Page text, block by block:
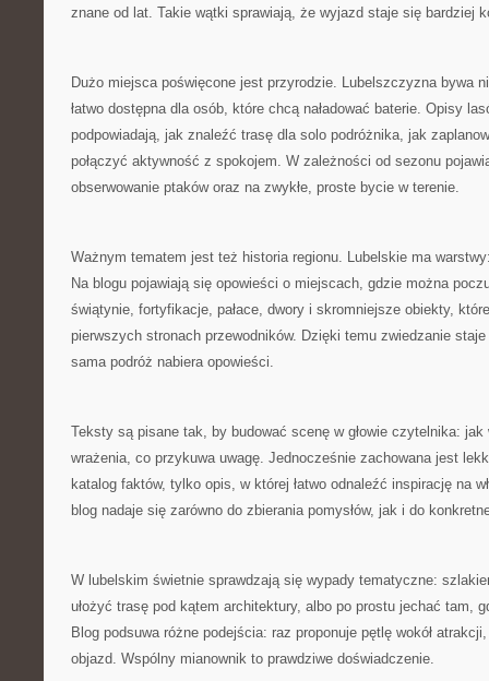
znane od lat. Takie wątki sprawiają, że wyjazd staje się bardziej
Dużo miejsca poświęcone jest przyrodzie. Lubelszczyzna bywa
łatwo dostępna dla osób, które chcą naładować baterie. Opisy
podpowiadają, jak znaleźć trasę dla solo podróżnika, jak
połączyć aktywność z spokojem. W zależności od sezonu
obserwowanie ptaków oraz na zwykłe, proste bycie w terenie.
Ważnym tematem jest też historia regionu. Lubelskie ma
Na blogu pojawiają się opowieści o miejscach, gdzie można
świątynie, fortyfikacje, pałace, dwory i skromniejsze obiekty,
pierwszych stronach przewodników. Dzięki temu zwiedzanie
sama podróż nabiera opowieści.
Teksty są pisane tak, by budować scenę w głowie czytelnika:
wrażenia, co przykuwa uwagę. Jednocześnie zachowana jest
katalog faktów, tylko opis, w której łatwo odnaleźć inspirację na
blog nadaje się zarówno do zbierania pomysłów, jak i do
W lubelskim świetnie sprawdzają się wypady tematyczne:
ułożyć trasę pod kątem architektury, albo po prostu jechać tam,
Blog podsuwa różne podejścia: raz proponuje pętlę wokół
objazd. Wspólny mianownik to prawdziwe doświadczenie.